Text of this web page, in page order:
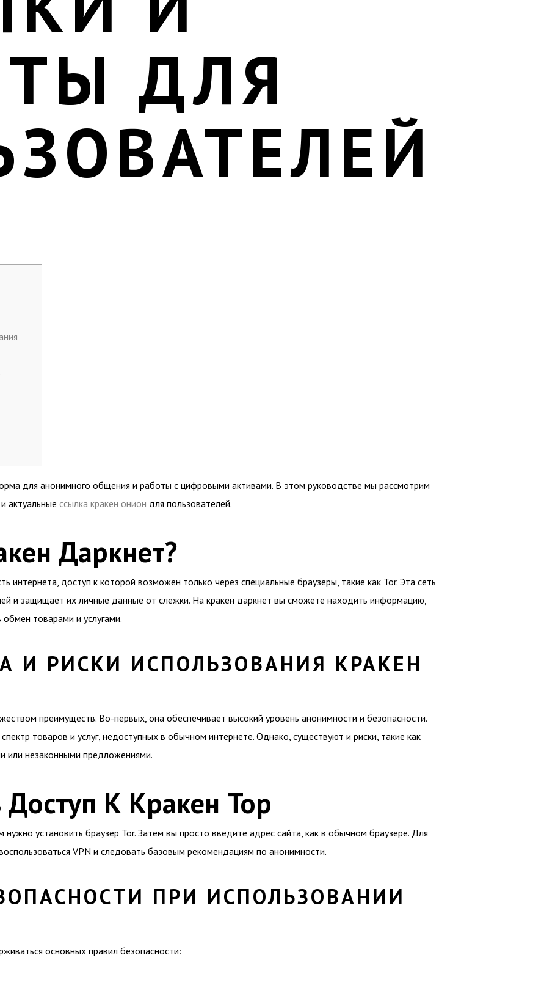
ДЛЯ
для анонимного общения и работы с цифровыми активами. В этом руководстве мы рассмотрим
актуальные ссылка кракен онион для пользователей.
Даркнет?
интернета, доступ к которой возможен только через специальные браузеры, такие как Tor. Эта сеть
и защищает их личные данные от слежки. На кракен даркнет вы сможете находить информацию,
товарами и услугами.
И РИСКИ ИСПОЛЬЗОВАНИЯ КРАКЕН
преимуществ. Во-первых, она обеспечивает высокий уровень анонимности и безопасности.
товаров и услуг, недоступных в обычном интернете. Однако, существуют и риски, такие как
или незаконными предложениями.
К Кракен Тор
нужно установить браузер Tor. Затем вы просто введите адрес сайта, как в обычном браузере. Для
VPN и следовать базовым рекомендациям по анонимности.
ПРИ ИСПОЛЬЗОВАНИИ
основных правил безопасности: